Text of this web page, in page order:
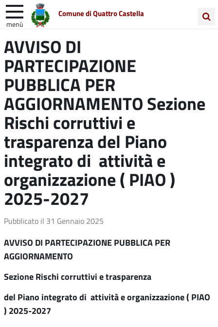
Comune di Quattro Castella
menù
nel
sito
Entra in Comune
Unione Colline Matildiche
AVVISO DI
PARTECIPAZIONE
PUBBLICA PER
AGGIORNAMENTO Sezione
Rischi corruttivi e
trasparenza del Piano
integrato di attività e
organizzazione ( PIAO )
2025-2027
Pubblicato il 31 Gennaio 2025
AVVISO DI PARTECIPAZIONE PUBBLICA PER
AGGIORNAMENTO
Sezione Rischi corruttivi e trasparenza
del Piano integrato di attività e organizzazione( PIAO
) 2025-2027